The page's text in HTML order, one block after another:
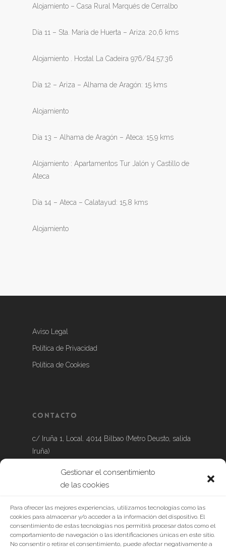
Gestionar el consentimiento
de las cookies
Para ofrecer las mejores experiencias, utilizamos tecnologías como las
cookies para almacenar y/o acceder a la información del dispositivo. El
consentimiento de estas tecnologías nos permitirá procesar datos como el
comportamiento de navegación o las identificaciones únicas en este sitio.
No consentir o retirar el consentimiento, puede afectar negativamente a
Alojamiento – Casa Rural Marqués de Cerralbo
Día 11 – Sta. María de Huerta – Ariza: 20,6 kms
Alojamiento . Hostal La Cadeira 976/84.57.36
Día 12 – Ariza – Alhama de Aragón: 15 kms
Alojamiento
Día 13 – Alhama de Aragón – Ateca: 15,9 kms
Alojamiento : Apartamentos Tur Jalón y Castillo de
Ateca
Día 14 – Ateca – Calatayud: 15,8 kms
Alojamiento
Aviso Legal
Política de Privacidad
Política de Cookies
Contacto
c/ Iruña 1, Local. 4014 Bilbao (Metro Deusto, salida
Iruña)
Tel.: 639 888 632